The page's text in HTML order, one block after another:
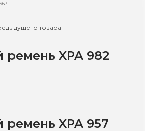
ремень XPA 982
ремень XPA 957